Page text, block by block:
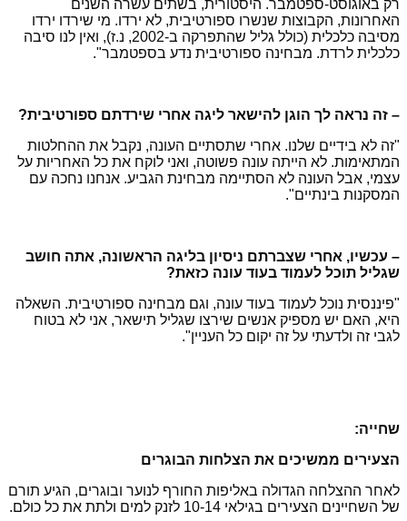
רק באוגוסט-ספטמבר. היסטורית, בשתים עשרה השנים
האחרונות, הקבוצות שנשרו ספורטיבית, לא ירדו. מי שירדו ירדו
מסיבה כלכלית (כולל גליל שהתפרקה ב-2002, נ.ז), ואין לנו סיבה
כלכלית לרדת. מבחינה ספורטיבית נדע בספטמבר".
– זה נראה לך הוגן להישאר ליגה אחרי שירדתם ספורטיבית?
"זה לא בידיים שלנו. אחרי שתסתיים העונה, נקבל את ההחלטות
המתאימות. לא הייתה עונה פשוטה, ואני לוקח את כל האחריות על
עצמי, אבל העונה לא הסתיימה מבחינת הגביע. אנחנו נחכה עם
המסקנות בינתיים".
– עכשיו, אחרי שצברתם ניסיון בליגה הראשונה, אתה חושב
שגליל תוכל לעמוד בעוד עונה כזאת?
"פיננסית נוכל לעמוד בעוד עונה, וגם מבחינה ספורטיבית. השאלה
היא, האם יש מספיק אנשים שירצו שגליל תישאר, אני לא בטוח
לגבי זה ולדעתי על זה יקום כל העניין".
שחייה:
הצעירים ממשיכים את הצלחות הבוגרים
לאחר ההצלחה הגדולה באליפות החורף לנוער ובוגרים, הגיע תורם
של השחיינים הצעירים בגילאי 10-14 לזנק למים ולתת את כל כולם.